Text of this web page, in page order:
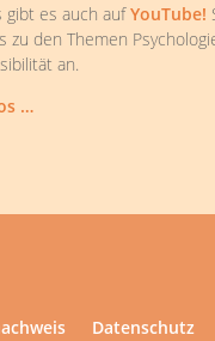
gibt es auch aufYouTube!
zu den Themen
an.
…
Datenschutz